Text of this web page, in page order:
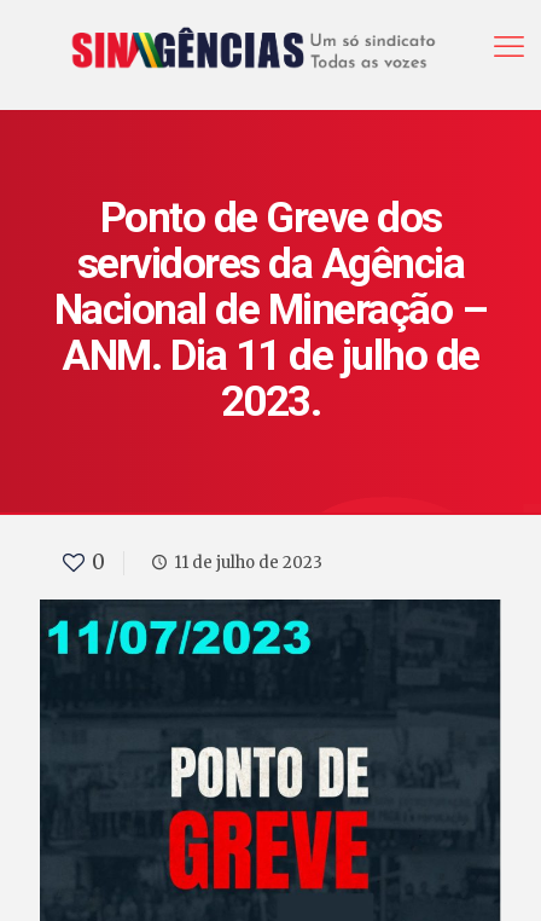
Ponto de Greve dos
servidores da Agência
Nacional de Mineração –
ANM. Dia 11 de julho de
2023.
0 11 de julho de 2023